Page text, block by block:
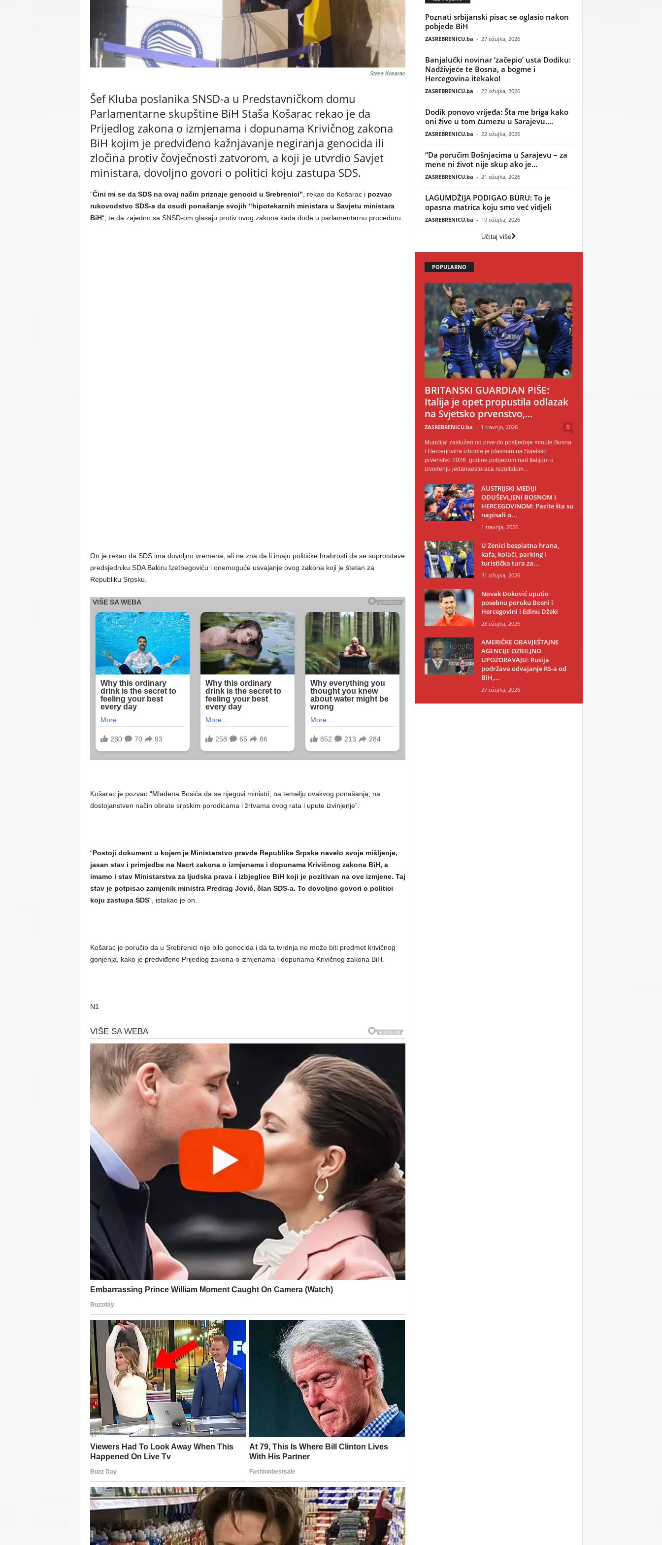
Stasa Kosarac
Šef Kluba poslanika SNSD-a u Predstavničkom domu
Parlamentarne skupštine BiH Staša Košarac rekao je da
Prijedlog zakona o izmjenama i dopunama Krivičnog zakona
BiH kojim je predviđeno kažnjavanje negiranja genocida ili
zločina protiv čovječnosti zatvorom, a koji je utvrdio Savjet
ministara, dovoljno govori o politici koju zastupa SDS.
“Čini mi se da SDS na ovaj način priznaje genocid u Srebrenici” , rekao da Košarac ipozvao
rukovodstvo SDS-a da osudi ponašanje svojih “hipotekarnih ministara u Savjetu ministara
BiH“, te da zajedno sa SNSD-om glasaju protiv ovog zakona kada dođe u parlamentarnu proceduru.
On je rekao da SDS ima dovoljno vremena, ali ne zna da li imaju političke hrabrosti da se suprotstave
predsjedniku SDA Bakiru Izetbegoviću i onemoguće usvajanje ovog zakona koji je štetan za
Republiku Srpsku.
Košarac je pozvao “Mladena Bosića da se njegovi ministri, na temelju ovakvog ponašanja, na
dostojanstven način obrate srpskim porodicama i žrtvama ovog rata i upute izvinjenje”.
“Postoji dokument u kojem je Ministarstvo pravde Republike Srpske navelo svoje mišljenje,
jasan stav i primjedbe na Nacrt zakona o izmjenama i dopunama Krivičnog zakona BiH, a
imamo i stav Ministarstva za ljudska prava i izbjeglice BiH koji je pozitivan na ove izmjene. Taj
stav je potpisao zamjenik ministra Predrag Jović, član SDS-a. To dovoljno govori o politici
koju zastupa SDS“, istakao je on.
Košarac je poručio da u Srebrenici nije bilo genocida i da ta tvrdnja ne može biti predmet krivičnog
gonjenja, kako je predviđeno Prijedlog zakona o izmjenama i dopunama Krivičnog zakona BiH.
N1
Poznati srbijanski pisac se oglasio nakon
pobjede BiH
ZASREBRENICU.ba - 27 ožujka, 2026
Banjalučki novinar ‘začepio’ usta Dodiku:
Nadživjeće te Bosna, a bogme i
Hercegovina itekako!
ZASREBRENICU.ba - 22 ožujka, 2026
Dodik ponovo vrijeđa: Šta me briga kako
oni žive u tom ćumezu u Sarajevu....
ZASREBRENICU.ba - 22 ožujka, 2026
“Da poručim Bošnjacima u Sarajevu – za
mene ni život nije skup ako je...
ZASREBRENICU.ba - 21 ožujka, 2026
LAGUMDŽIJA PODIGAO BURU: To je
opasna matrica koju smo već vidjeli
ZASREBRENICU.ba - 19 ožujka, 2026
Učitaj više
POPULARNO
BRITANSKI GUARDIAN PIŠE:
Italija je opet propustila odlazak
na Svjetsko prvenstvo,...
ZASREBRENICU.ba - 1 travnja, 2026 0
Mundijal zaslužen od prve do posljednje minute Bosna
i Hercegovina izborila je plasman na Svjetsko
prvenstvo 2026. godine pobjedom nad Italijom u
izvođenju jedanaesteraca rezultatom...
AUSTRIJSKI MEDIJI
ODUŠEVLJENI BOSNOM I
HERCEGOVINOM: Pazite šta su
napisali o...
1 travnja, 2026
U Zenici besplatna hrana,
kafa, kolači, parking i
turistička tura za...
31 ožujka, 2026
Novak Đoković uputio
posebnu poruku Bosni i
Hercegovini i Edinu Džeki
28 ožujka, 2026
AMERIČKE OBAVJEŠTAJNE
AGENCIJE OZBILJNO
UPOZORAVAJU: Rusija
podržava odvajanje RS-a od
BiH,...
27 ožujka, 2026